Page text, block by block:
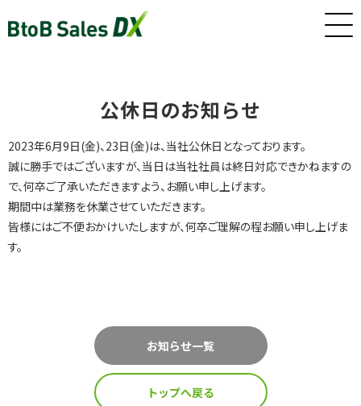
サービス
インサイドセールス/カスタマーサクセス早期戦力化人材（派
遣/準委任）
インサイドセールス 改善伴走プログラム
公休日のお知らせ
2023年6月9日(金)、23日(金)は、当社公休日となっております。
誠に勝手ではございますが、当日は当社社員は終日対応できかねますの
で、何卒ご了承いただきますよう、お願い申し上げます。
期間中は業務を休業させていただきます。
皆様にはご不便おかけいたしますが、何卒ご理解の程お願い申し上げま
す。
お知らせ一覧
トップへ戻る